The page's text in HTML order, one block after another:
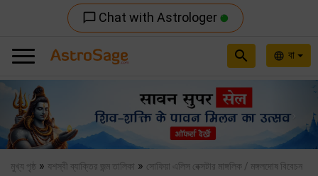
chat_bubble_outline Chat with Astrologer
language বা
search
Previous
মুখ্য পৃষ্ঠ » যশস্বী ব্যাক্তির জন্ম তালিকা » সোফিয়া এলিস বেক্সটার মাঙ্গলিক / মঙ্গলদোষ বিবেচন